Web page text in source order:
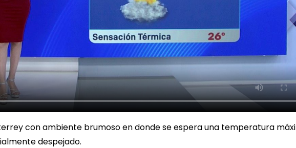
con ambiente brumoso en donde se espera una temperatura
despejado.